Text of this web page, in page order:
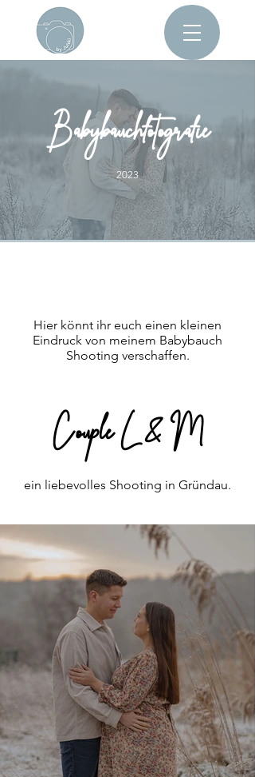
Babybauchfotografie
2023
Hier könnt ihr euch einen kleinen
Eindruck von meinem Babybauch
Shooting verschaffen.
Couple L & M
ein liebevolles Shooting in Gründau.